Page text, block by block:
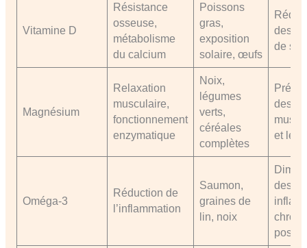
Vitamine D
Résistance
osseuse,
métabolisme
du calcium
Poissons
gras,
exposition
solaire, œufs
des
de
Magnésium
Relaxation
musculaire,
fonctionnement
enzymatique
Noix,
légumes
verts,
céréales
complètes
des
et
Oméga-3
Réduction de
l’inflammation
Saumon,
graines de
lin, noix
des
post-